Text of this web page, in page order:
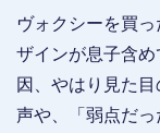
ヴォクシーを買
ザインが息子含
因、やはり見た
声や、「弱点だ